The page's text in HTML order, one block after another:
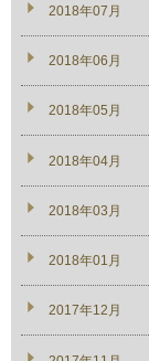
2018年07月
2018年06月
2018年05月
2018年04月
2018年03月
2018年01月
2017年12月